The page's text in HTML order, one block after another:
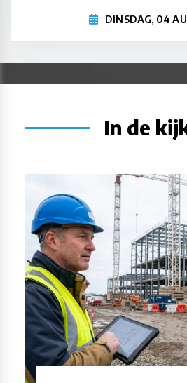
DINSDAG, 04
In de